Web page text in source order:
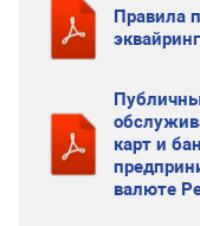
Правила
карт и
валюте